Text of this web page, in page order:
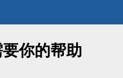
要你的帮助